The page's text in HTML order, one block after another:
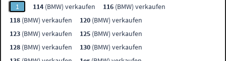
1 114 (BMW) verkaufen 116 (BMW) verkaufen
118 (BMW) verkaufen 120 (BMW) verkaufen
123 (BMW) verkaufen 125 (BMW) verkaufen
128 (BMW) verkaufen 130 (BMW) verkaufen